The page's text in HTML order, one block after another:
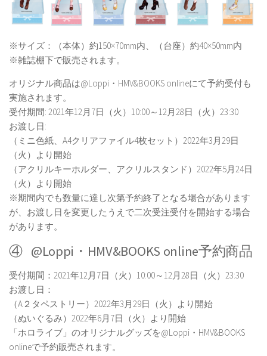
※サイズ：（本体）約150×70mm内、（台座）約40×50mm内
※雑誌棚下で販売されます。
オリジナル商品は@Loppi・HMV&BOOKS onlineにて予約受付も
実施されます。
受付期間: 2021年12月7日（火）10:00～12月28日（火）23:30
お渡し日:
（ミニ色紙、A4クリアファイル4枚セット）2022年3月29日
（火）より開始
（アクリルキーホルダー、アクリルスタンド）2022年5月24日
（火）より開始
※期間内でも数量に達し次第予約終了となる場合があります
が、お渡し日を変更したうえで二次受注受付を開始する場合
があります。
④ @Loppi・HMV&BOOKS online予約商品
受付期間：2021年12月7日（火）10:00～12月28日（火）23:30
お渡し日：
（A２タペストリー）2022年3月29日（火）より開始
（ぬいぐるみ）2022年6月7日（火）より開始
「ホロライブ」のオリジナルグッズを@Loppi・HMV&BOOKS
onlineで予約販売されます。